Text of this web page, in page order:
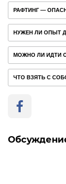
РАФТИНГ —
НУЖЕН ЛИ ОПЫТ
МОЖНО ЛИ ИДТИ
ЧТО ВЗЯТЬ С